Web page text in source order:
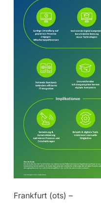
Frankfurt (ots) –